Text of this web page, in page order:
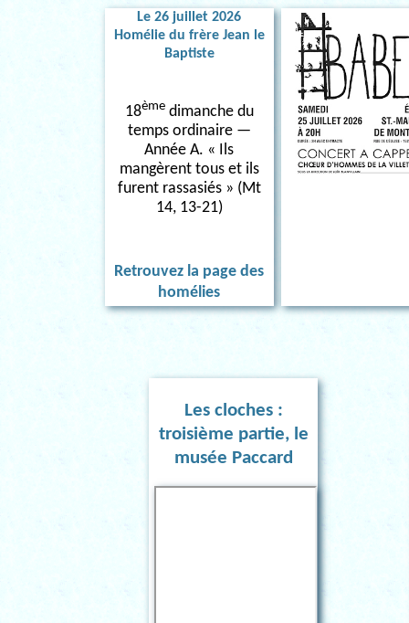
Le 26 juillet 2026
Homélie du frère Jean le
Baptiste
18èmedimanche du
temps ordinaire —
Année A. « Ils
mangèrent tous et ils
furent rassasiés » (Mt
14, 13-21)
Retrouvez la page des
homélies
Les cloches :
troisième partie, le
musée Paccard